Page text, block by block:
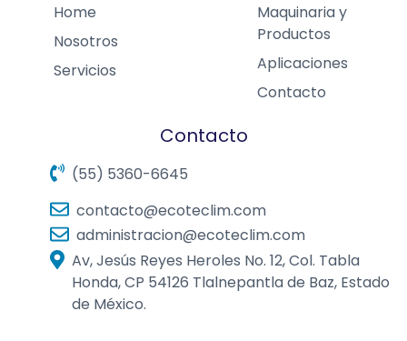
Home
Nosotros
Servicios
Maquinaria y
Productos
Aplicaciones
Contacto
Contacto
(55) 5360-6645
contacto@ecoteclim.com
administracion@ecoteclim.com
Av, Jesús Reyes Heroles No. 12, Col. Tabla
Honda, CP 54126 Tlalnepantla de Baz, Estado
de México.